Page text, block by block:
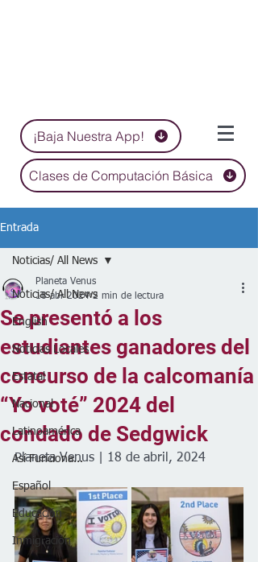
¡Baja Nuestra App!
Clases de Computación Básica
Entrada
Noticias/ All News
English
Noticias Locales
Estatal
Nacional
Latinoamérica
Así Funciona...
Español
Educación
Inmigración
Noticias/ All News
Se presentó a los
estudiantes ganadores del
concurso de la calcomanía
“Yo voté” 2024 del
condado de Sedgwick
Planeta Venus
18 abr 2024 2 min de lectura
Planeta Venus | 18 de abril, 2024